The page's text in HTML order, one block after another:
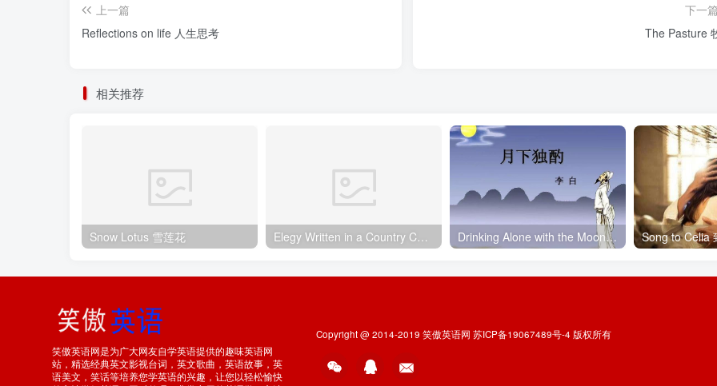
上一篇
Reflections on life 人生思考
下一
The Pasture
相关推荐
Snow Lotus 雪莲花 Elegy Written in a Country Churchyard 乡村墓园挽歌 Drinking Alone with the Moon 月下独酌 Song to Celia
笑傲英语网是为广大网友自学英语提供的趣味英语网
站，精选经典英文影视台词，英文歌曲，英语故事，英
语美文，笑话等培养您学英语的兴趣，让您以轻松愉快
Copyright @ 2014-2019 笑傲英语网 苏ICP备19067489号-4 版权所有